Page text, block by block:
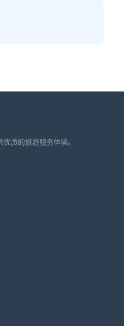
质的旅游服务体验。